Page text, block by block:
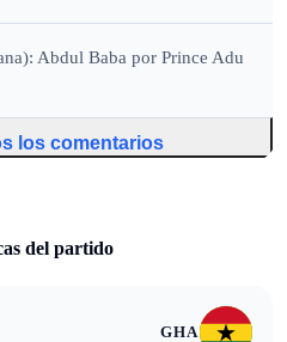
Abdul Baba por Prince Adu
los comentarios
del partido
GHA